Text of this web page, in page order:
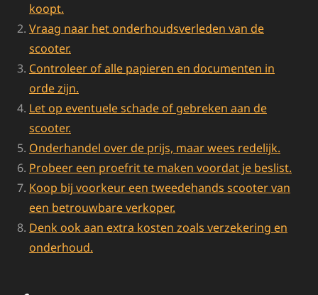
koopt.
Vraag naar het onderhoudsverleden van de
scooter.
Controleer of alle papieren en documenten in
orde zijn.
Let op eventuele schade of gebreken aan de
scooter.
Onderhandel over de prijs, maar wees redelijk.
Probeer een proefrit te maken voordat je beslist.
Koop bij voorkeur een tweedehands scooter van
een betrouwbare verkoper.
Denk ook aan extra kosten zoals verzekering en
onderhoud.